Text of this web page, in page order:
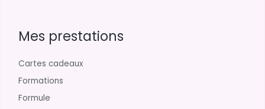
Mes prestations
Cartes cadeaux
Formations
Formule